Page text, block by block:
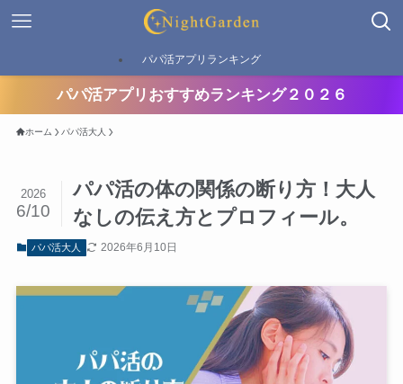
パパ活アプリランキング
パパ活アプリおすすめランキング２０２６
ホーム パパ活大人
パパ活の体の関係の断り方！大人
なしの伝え方とプロフィール。
2026
6/10
パパ活大人 2026年6月10日